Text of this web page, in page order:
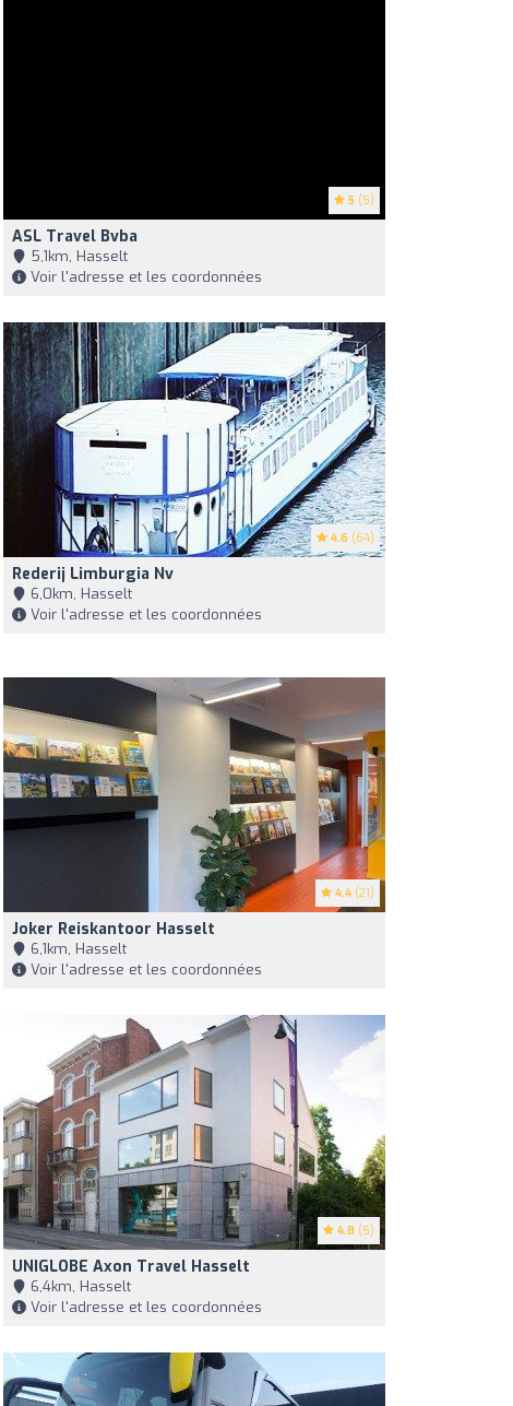
5 (5)
ASL Travel Bvba
5,1km, Hasselt
Voir l'adresse et les coordonnées
4.6 (64)
Rederij Limburgia Nv
6,0km, Hasselt
Voir l'adresse et les coordonnées
4.4 (21)
Joker Reiskantoor Hasselt
6,1km, Hasselt
Voir l'adresse et les coordonnées
4.8 (5)
UNIGLOBE Axon Travel Hasselt
6,4km, Hasselt
Voir l'adresse et les coordonnées